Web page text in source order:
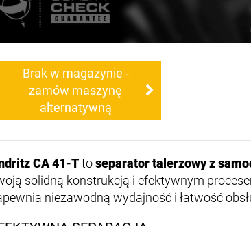
Brak w magazynie -
zamów maszynę
alternatywną
CA 41-Ttoseparator talerzowy z
solidną konstrukcją i efektywnym
niezawodną wydajność i łatwość